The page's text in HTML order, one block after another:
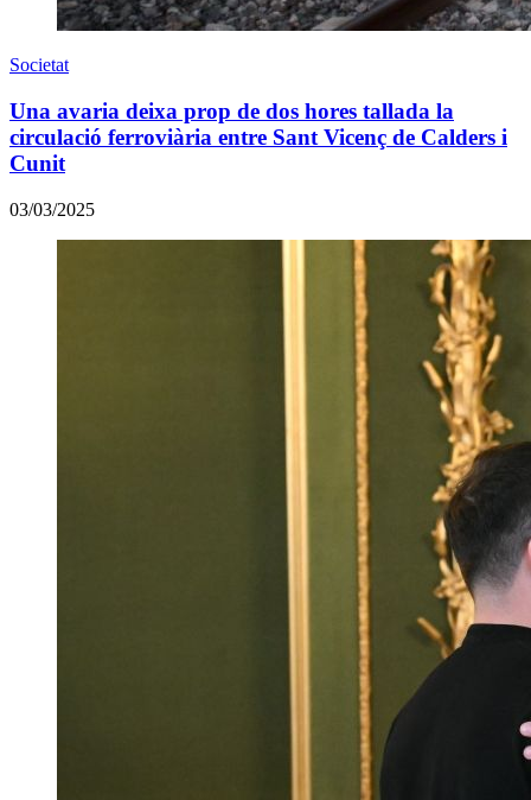
Societat
Una avaria deixa prop de dos hores tallada la
circulació ferroviària entre Sant Vicenç de Calders i
Cunit
03/03/2025